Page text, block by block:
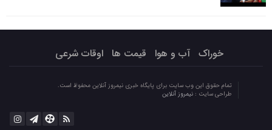
خوراک آب و هوا قیمت ها اوقات شرعی
تمام حقوق این وب سایت برای پایگاه خبری نیمروز آنلاین محفوظ است.
طراحی سایت : نیمروز آنلاین